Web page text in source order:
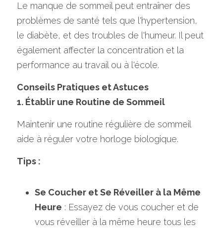
Le manque de sommeil peut entraîner des
problèmes de santé tels que l'hypertension,
le diabète, et des troubles de l'humeur. Il peut
également affecter la concentration et la
performance au travail ou à l'école.
Conseils Pratiques et Astuces
1. Établir une Routine de Sommeil
Maintenir une routine régulière de sommeil
aide à réguler votre horloge biologique.
Tips :
Se Coucher et Se Réveiller à la Même
Heure : Essayez de vous coucher et de
vous réveiller à la même heure tous les